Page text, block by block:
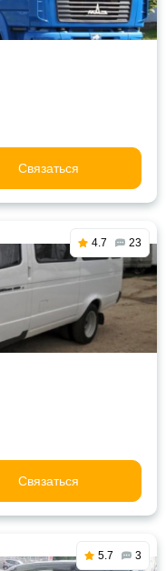
Связаться
4.7 23
Связаться
5.7 3